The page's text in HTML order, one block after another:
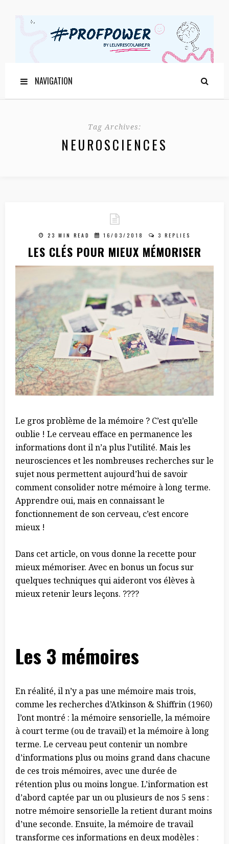
NAVIGATION
Tag Archives:
NEUROSCIENCES
23 MIN READ 16/03/2018 3 REPLIES
LES CLÉS POUR MIEUX MÉMORISER
Le gros problème de la mémoire ? C’est qu’elle
oublie ! Le cerveau efface en permanence les
informations dont il n’a plus l’utilité. Mais les
neurosciences et les nombreuses recherches sur le
sujet nous permettent aujourd’hui de savoir
comment consolider notre mémoire à long terme.
Apprendre oui, mais en connaissant le
fonctionnement de son cerveau, c’est encore
mieux !
Dans cet article, on vous donne la recette pour
mieux mémoriser. Avec en bonus un focus sur
quelques techniques qui aideront vos élèves à
mieux retenir leurs leçons. ????
Les 3 mémoires
En réalité, il n’y a pas une mémoire mais trois,
comme les recherches d’Atkinson & Shiffrin (1960)
l’ont montré : la mémoire sensorielle, la mémoire
à court terme (ou de travail) et la mémoire à long
terme. Le cerveau peut contenir un nombre
d’informations plus ou moins grand dans chacune
de ces trois mémoires, avec une durée de
rétention plus ou moins longue. L’information est
d’abord captée par un ou plusieurs de nos 5 sens :
notre mémoire sensorielle la retient durant moins
d’une seconde. Ensuite, la mémoire de travail
transforme ces informations en deux modèles :